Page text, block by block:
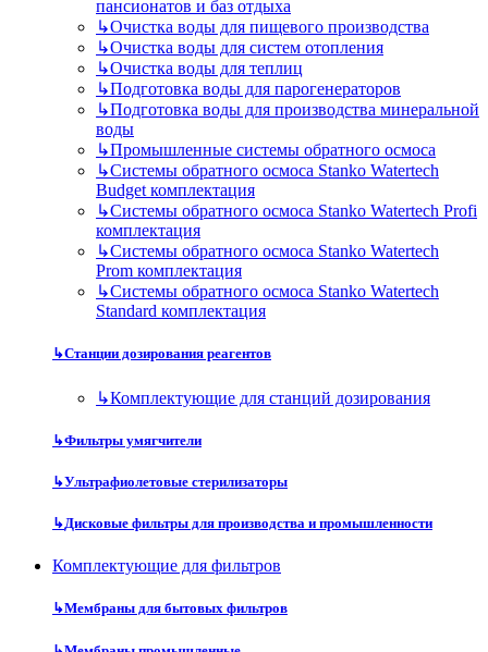
пансионатов и баз отдыха
↳Очистка воды для пищевого производства
↳Очистка воды для систем отопления
↳Очистка воды для теплиц
↳Подготовка воды для парогенераторов
↳Подготовка воды для производства минеральной
воды
↳Промышленные системы обратного осмоса
↳Системы обратного осмоса Stanko Watertech
Budget комплектация
↳Системы обратного осмоса Stanko Watertech Profi
комплектация
↳Системы обратного осмоса Stanko Watertech
Prom комплектация
↳Системы обратного осмоса Stanko Watertech
Standard комплектация
↳Станции дозирования реагентов
↳Комплектующие для станций дозирования
↳Фильтры умягчители
↳Ультрафиолетовые стерилизаторы
↳Дисковые фильтры для производства и промышленности
Комплектующие для фильтров
↳Мембраны для бытовых фильтров